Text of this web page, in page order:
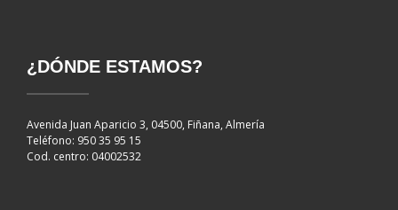
¿DÓNDE ESTAMOS?
Avenida Juan Aparicio 3, 04500, Fiñana, Almería
Teléfono: 950 35 95 15
Cod. centro: 04002532